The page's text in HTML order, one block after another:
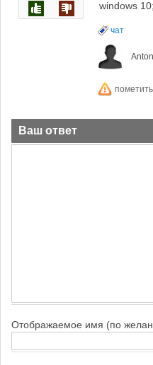
windows
чат
Anton
Ваш ответ
Отображаемое имя (по